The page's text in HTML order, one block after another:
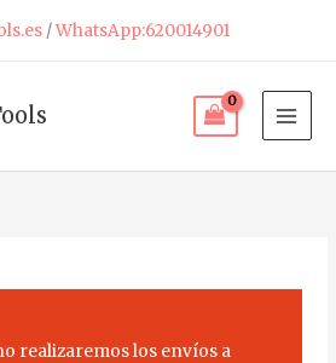
/WhatsApp:620014901
realizaremos los envíos a